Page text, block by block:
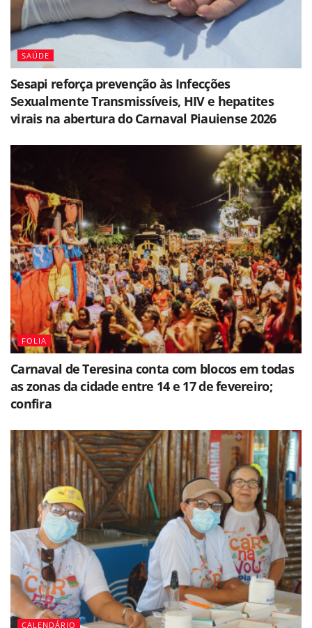
SAÚDE
Sesapi reforça prevenção às Infecções
Sexualmente Transmissíveis, HIV e hepatites
virais na abertura do Carnaval Piauiense 2026
FOLIA
Carnaval de Teresina conta com blocos em todas
as zonas da cidade entre 14 e 17 de fevereiro;
confira
CALENDÁRIO